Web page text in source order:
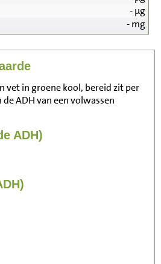
-µg
-mg
vet in groene kool, bereid zit per
ADH van een volwassen
ADH)